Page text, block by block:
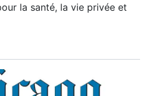
la santé, la vie privée et